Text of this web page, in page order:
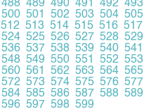
488 489 490 491 492 493
500 501 502 503 504 505
512 513 514 515 516 517
524 525 526 527 528 529
536 537 538 539 540 541
548 549 550 551 552 553
560 561 562 563 564 565
572 573 574 575 576 577
584 585 586 587 588 589
596 597 598 599